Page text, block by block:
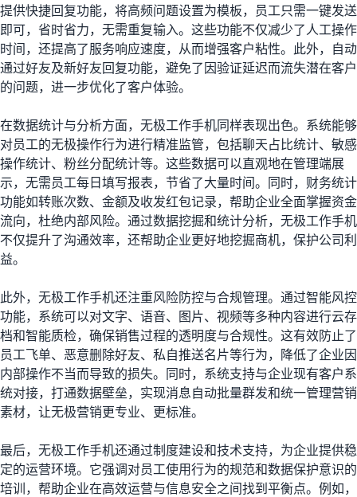
提供快捷回复功能，将高频问题设置为模板，员工只需一键发送
即可，省时省力，无需重复输入。这些功能不仅减少了人工操作
时间，还提高了服务响应速度，从而增强客户粘性。此外，自动
通过好友及新好友回复功能，避免了因验证延迟而流失潜在客户
的问题，进一步优化了客户体验。
在数据统计与分析方面，无极工作手机同样表现出色。系统能够
对员工的无极操作行为进行精准监管，包括聊天占比统计、敏感
操作统计、粉丝分配统计等。这些数据可以直观地在管理端展
示，无需员工每日填写报表，节省了大量时间。同时，财务统计
功能如转账次数、金额及收发红包记录，帮助企业全面掌握资金
流向，杜绝内部风险。通过数据挖掘和统计分析，无极工作手机
不仅提升了沟通效率，还帮助企业更好地挖掘商机，保护公司利
益。
此外，无极工作手机还注重风险防控与合规管理。通过智能风控
功能，系统可以对文字、语音、图片、视频等多种内容进行云存
档和智能质检，确保销售过程的透明度与合规性。这有效防止了
员工飞单、恶意删除好友、私自推送名片等行为，降低了企业因
内部操作不当而导致的损失。同时，系统支持与企业现有客户系
统对接，打通数据壁垒，实现消息自动批量群发和统一管理营销
素材，让无极营销更专业、更标准。
最后，无极工作手机还通过制度建设和技术支持，为企业提供稳
定的运营环境。它强调对员工使用行为的规范和数据保护意识的
培训，帮助企业在高效运营与信息安全之间找到平衡点。例如，